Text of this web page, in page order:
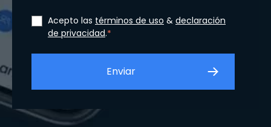
Acepto las términos de uso & declaración
de privacidad.*